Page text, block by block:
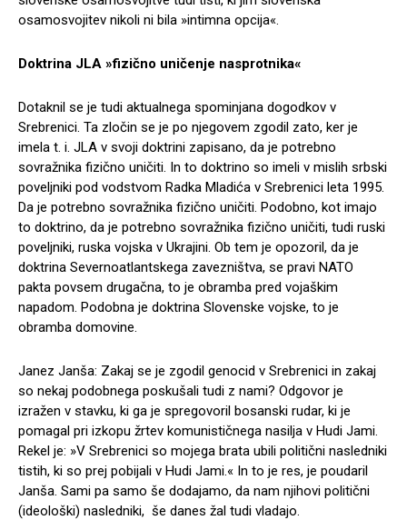
osamosvojitev nikoli ni bila »intimna opcija«.
Doktrina JLA »fizično uničenje nasprotnika«
Dotaknil se je tudi aktualnega spominjana dogodkov v
Srebrenici. Ta zločin se je po njegovem zgodil zato, ker je
imela t. i. JLA v svoji doktrini zapisano, da je potrebno
sovražnika fizično uničiti. In to doktrino so imeli v mislih srbski
poveljniki pod vodstvom Radka Mladića v Srebrenici leta 1995.
Da je potrebno sovražnika fizično uničiti. Podobno, kot imajo
to doktrino, da je potrebno sovražnika fizično uničiti, tudi ruski
poveljniki, ruska vojska v Ukrajini. Ob tem je opozoril, da je
doktrina Severnoatlantskega zavezništva, se pravi NATO
pakta povsem drugačna, to je obramba pred vojaškim
napadom. Podobna je doktrina Slovenske vojske, to je
obramba domovine.
Janez Janša: Zakaj se je zgodil genocid v Srebrenici in zakaj
so nekaj podobnega poskušali tudi z nami? Odgovor je
izražen v stavku, ki ga je spregovoril bosanski rudar, ki je
pomagal pri izkopu žrtev komunističnega nasilja v Hudi Jami.
Rekel je: »V Srebrenici so mojega brata ubili politični nasledniki
tistih, ki so prej pobijali v Hudi Jami.« In to je res, je poudaril
Janša. Sami pa samo še dodajamo, da nam njihovi politični
(ideološki) nasledniki, še danes žal tudi vladajo.